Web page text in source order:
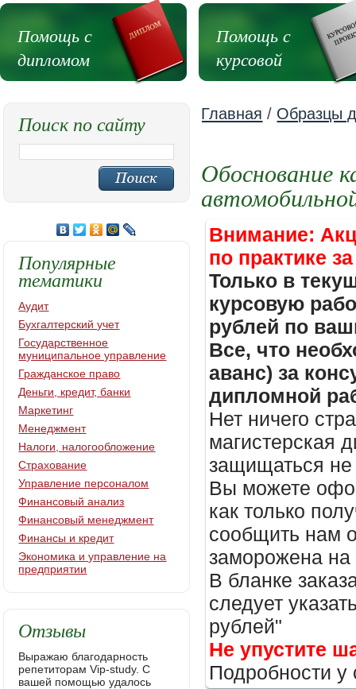
Помощь с
дипломом
Помощь с
курсовой
Главная / Образцы
Обоснование
Внимание:
по практике
Только в
курсовую
рублей по
Все, что
аванс) за
дипломной
Нет ничего
магистерская
защищаться не
Вы можете
как только
сообщить нам
заморожена
В бланке
следует
рублей"
Не упустите
Подробности
Поиск по сайту
Популярные
тематики
Аудит
Бухгалтерский учет
Государственное
муниципальное управление
Гражданское право
Деньги, кредит, банки
Маркетинг
Менеджмент
Налоги, налогообложение
Страхование
Управление персоналом
Финансовый анализ
Финансовый менеджмент
Финансы и кредит
Экономика и управление на
предприятии
Отзывы
Выражаю благодарность
репетиторам Vip-study. С
вашей помощью удалось